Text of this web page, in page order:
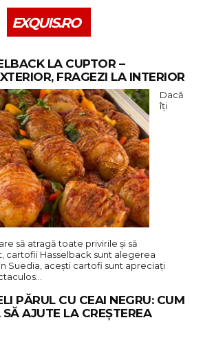
EXQUIS.RO
LA CUPTOR –
FRAGEZI LA INTERIOR
Dacă
îți
să atragă toate privirile și să
cartofii Hasselback sunt alegerea
Suedia, acești cartofi sunt apreciați
PĂRUL CU CEAI NEGRU: CUM
AJUTE LA CREȘTEREA